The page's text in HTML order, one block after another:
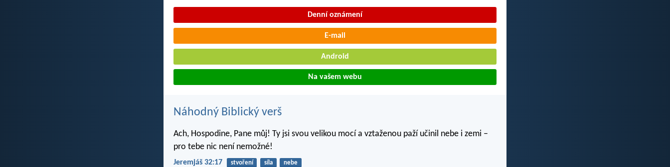
Denní oznámení
E-mail
Android
Na vašem webu
Náhodný Biblický verš
Ach, Hospodine, Pane můj! Ty jsi svou velikou mocí a vztaženou paží učinil nebe i zemi –
pro tebe nic není nemožné!
Jeremjáš 32:17 stvoření síla nebe